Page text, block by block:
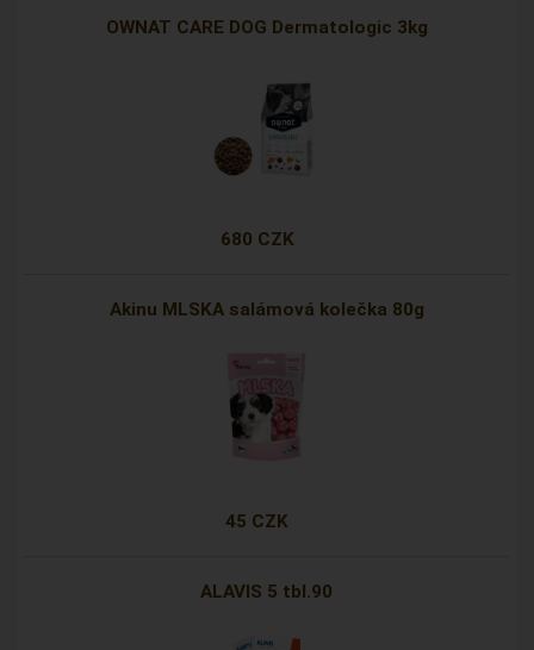
OWNAT CARE DOG Dermatologic 3kg
680 CZK
Akinu MLSKA salámová kolečka 80g
45 CZK
ALAVIS 5 tbl.90